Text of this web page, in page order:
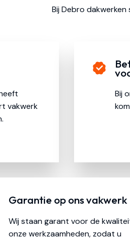
Bij Debro
vakwerk
Bij
Garantie op ons vakwerk
Wij staan garant voor de
onze werkzaamheden, zodat u